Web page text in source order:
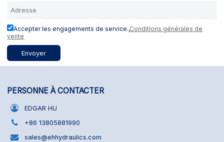
Accepter les engagements de service.,Conditions générales de
vente
Envoyer
PERSONNE À CONTACTER
EDGAR HU
+86 13805881990
sales@ehhydraulics.com